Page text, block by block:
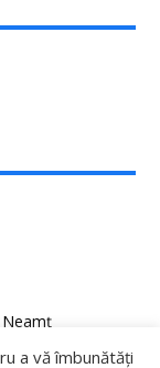
Neamț
a vă îmbunătăți